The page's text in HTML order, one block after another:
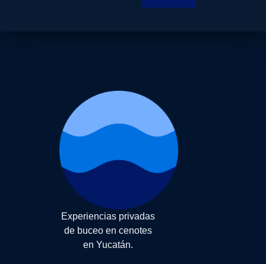
Experiencias privadas
de buceo en cenotes
en Yucatán.